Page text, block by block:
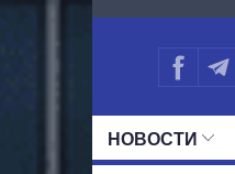
4090
НОВОСТИ